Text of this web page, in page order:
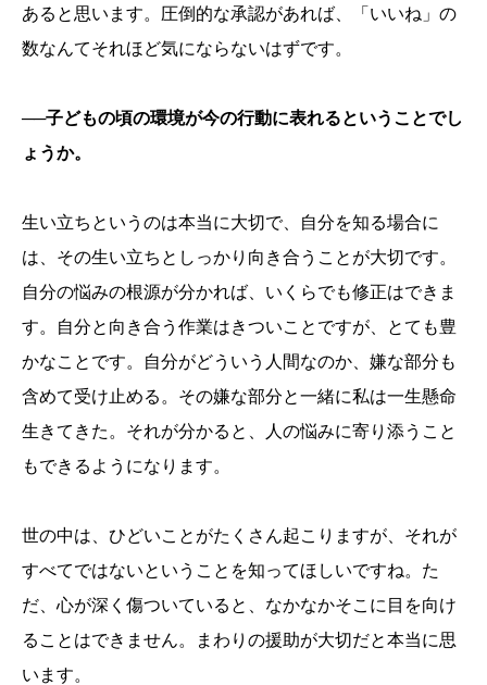
あると思います。圧倒的な承認があれば、「いいね」の
数なんてそれほど気にならないはずです。
──子どもの頃の環境が今の行動に表れるということでし
ょうか。
生い立ちというのは本当に大切で、自分を知る場合に
は、その生い立ちとしっかり向き合うことが大切です。
自分の悩みの根源が分かれば、いくらでも修正はできま
す。自分と向き合う作業はきついことですが、とても豊
かなことです。自分がどういう人間なのか、嫌な部分も
含めて受け止める。その嫌な部分と一緒に私は一生懸命
生きてきた。それが分かると、人の悩みに寄り添うこと
もできるようになります。
世の中は、ひどいことがたくさん起こりますが、それが
すべてではないということを知ってほしいですね。た
だ、心が深く傷ついていると、なかなかそこに目を向け
ることはできません。まわりの援助が大切だと本当に思
います。